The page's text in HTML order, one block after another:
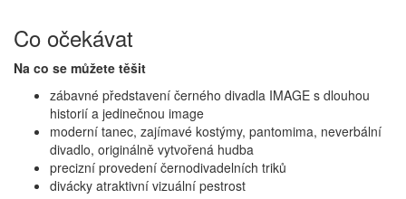
Co očekávat
Na co se můžete těšit
zábavné představení černého divadla IMAGE s dlouhou
historií a jedinečnou image
moderní tanec, zajímavé kostýmy, pantomima, neverbální
divadlo, originálně vytvořená hudba
precizní provedení černodivadelních triků
divácky atraktivní vizuální pestrost